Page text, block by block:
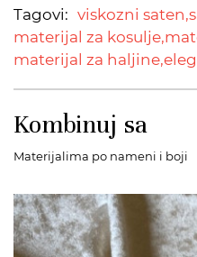
Tagovi: viskozni saten,
materijal za kosulje,
materijal za haljine,
Kombinuj sa
Materijalima po nameni i boji